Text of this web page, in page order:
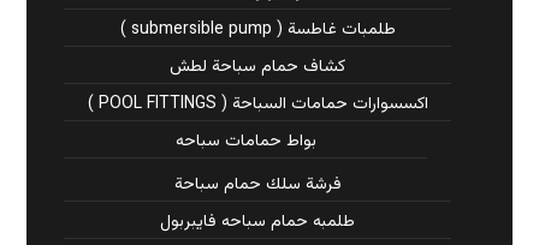
طلمبات غاطسة ( submersible pump )
كشاف حمام سباحة لطش
اكسسوارات حمامات السباحة ( POOL FITTINGS )
بواط حمامات سباحه
فرشة سلك حمام سباحة
طلمبه حمام سباحه فايبربول